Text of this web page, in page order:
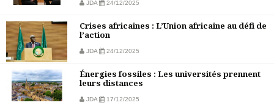
JDA 24/12/2025
Crises africaines : L’Union africaine au défi de
l’action
JDA 24/12/2025
Énergies fossiles : Les universités prennent
leurs distances
JDA 17/12/2025